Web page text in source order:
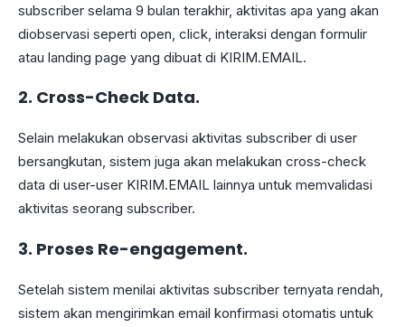
subscriber selama 9 bulan terakhir, aktivitas apa yang akan
diobservasi seperti open, click, interaksi dengan formulir
atau landing page yang dibuat di KIRIM.EMAIL.
2. Cross-Check Data.
Selain melakukan observasi aktivitas subscriber di user
bersangkutan, sistem juga akan melakukan cross-check
data di user-user KIRIM.EMAIL lainnya untuk memvalidasi
aktivitas seorang subscriber.
3. Proses Re-engagement.
Setelah sistem menilai aktivitas subscriber ternyata rendah,
sistem akan mengirimkan email konfirmasi otomatis untuk